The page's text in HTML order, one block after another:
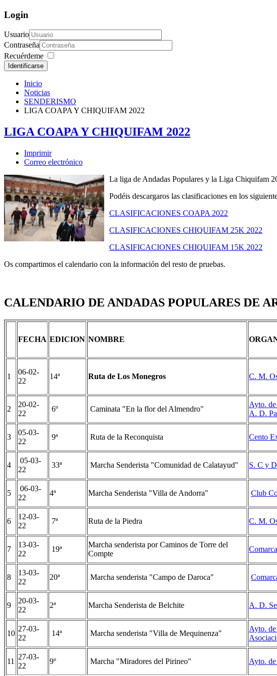
Login
Usuario
Contraseña
Recuérdeme
Identificarse
Inicio
Noticias
SENDERISMO
LIGA COAPA Y CHIQUIFAM 2022
LIGA COAPA Y CHIQUIFAM 2022
Imprimir
Correo electrónico
La liga de Andadas Populares y la Liga Chiquifam
Podéis descargaros las clasificaciones en los
CLASIFICACIONES COAPA 2022
CLASIFICACIONES CHIQUIFAM 25K 2022
CLASIFICACIONES CHIQUIFAM 15K 2022
Os compartimos el calendario con la información del resto de pruebas.
CALENDARIO DE ANDADAS POPULARES DE
FECHA EDICION NOMBRE
1
06-02-
22
14ª Ruta de Los Monegros C. M.
2
20-02-
22
6º Caminata "En la flor del Almendro"
Ayto.
A. D.
3
05-03-
22
9ª Ruta de la Reconquista Cento
4
05-03-
22
33ª Marcha Senderista "Comunidad de Calatayud" S. C y
5
06-03-
22
4ª Marcha Senderista "Villa de Andorra" Club
6
12-03-
22
7ª Ruta de la Piedra C. M.
7
13-03-
22
19ª
Marcha senderista por Caminos de Torre del
Compte
8
13-03-
22
20ª Marcha senderista "Campo de Daroca"
9
20-03-
22
2ª Marcha Senderista de Belchite A. D.
10
27-03-
22
14ª Marcha senderista "Villa de Mequinenza"
Ayto.
11
27-03-
22
9º Marcha "Miradores del Pirineo" Ayto. de